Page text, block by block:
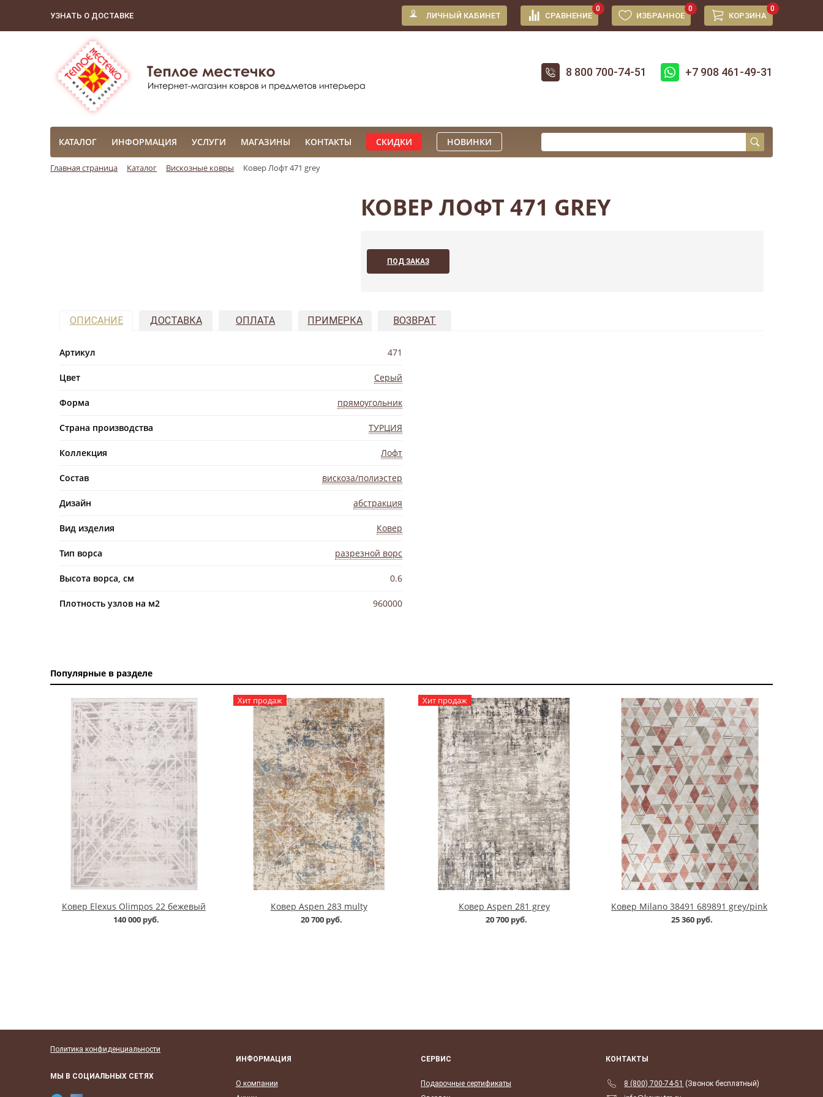
УЗНАТЬ О ДОСТАВКЕ ЛИЧНЫЙ КАБИНЕТ СРАВНЕНИЕ
0
ИЗБРАННОЕ
0
КОРЗИНА
0
8 800 700-74-51 +7 908 461-49-31
КАТАЛОГ ИНФОРМАЦИЯ УСЛУГИ МАГАЗИНЫ КОНТАКТЫ СКИДКИ НОВИНКИ
Главная страница Каталог Вискозные ковры Ковер Лофт 471 grey
КОВЕР ЛОФТ 471 GREY
ПОД ЗАКАЗ
ОПИСАНИЕ ДОСТАВКА ОПЛАТА ПРИМЕРКА ВОЗВРАТ
Артикул 471
Цвет Серый
Форма прямоугольник
Страна производства ТУРЦИЯ
Коллекция Лофт
Состав вискоза/полиэстер
Дизайн абстракция
Вид изделия Ковер
Тип ворса разрезной ворс
Высота ворса, см 0.6
Плотность узлов на м2 960000
Популярные в разделе
Ковер Elexus Olimpos 22 бежевый
140 000 руб.
Хит продаж
Ковер Aspen 283 multy
20 700 руб.
Хит продаж
Ковер Aspen 281 grey
20 700 руб.
Ковер Milano 38491 689891 grey/pink
25 360 руб.
Политика конфиденциальности
МЫ В СОЦИАЛЬНЫХ СЕТЯХ
ИНФОРМАЦИЯ
О компании
СЕРВИС
Подарочные сертификаты
КОНТАКТЫ
8 (800) 700-74-51 (Звонок бесплатный)